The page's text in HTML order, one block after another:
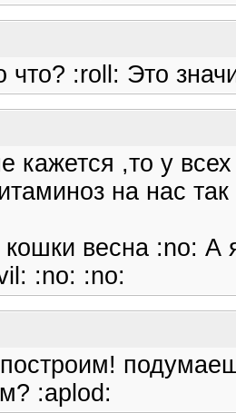
что? :roll: Это
кажется ,то у
на нас так
весна :no: А
:no: :no:
:aplod: